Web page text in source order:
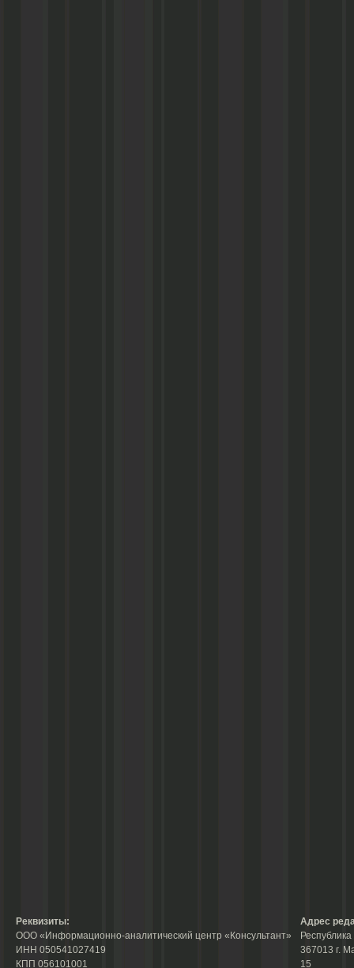
Реквизиты:
ООО «Информационно-аналитический центр «Консультант»
ИНН 050541027419
КПП 056101001
Адрес
367013 г.
15